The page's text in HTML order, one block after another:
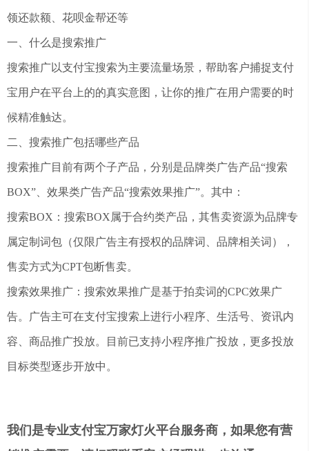
领还款额、花呗金帮还等
一、什么是搜索推广
搜索推广以支付宝搜索为主要流量场景，帮助客户捕捉支付
宝用户在平台上的的真实意图，让你的推广在用户需要的时
候精准触达。
二、搜索推广包括哪些产品
搜索推广目前有两个子产品，分别是品牌类广告产品“搜索
BOX”、效果类广告产品“搜索效果推广”。其中：
搜索BOX：搜索BOX属于合约类产品，其售卖资源为品牌专
属定制词包（仅限广告主有授权的品牌词、品牌相关词），
售卖方式为CPT包断售卖。
搜索效果推广：搜索效果推广是基于拍卖词的CPC效果广
告。广告主可在支付宝搜索上进行小程序、生活号、资讯内
容、商品推广投放。目前已支持小程序推广投放，更多投放
目标类型逐步开放中。
我们是专业支付宝万家灯火平台服务商，如果您有营